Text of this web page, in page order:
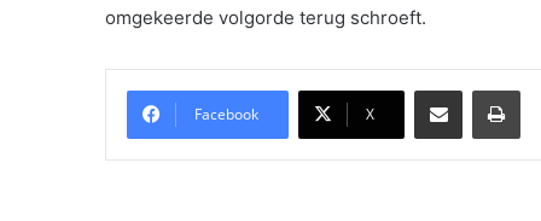
omgekeerde volgorde terug schroeft.
Facebook X
Delen via Email